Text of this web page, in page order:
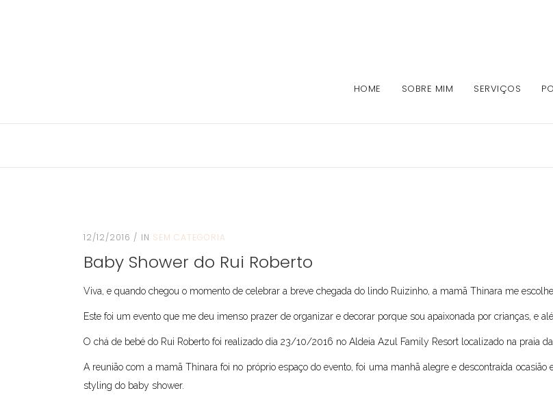
HOME SOBRE MIM SERVIÇOS
12/12/2016 IN SEM CATEGORIA
Baby Shower do Rui Roberto
Viva, e quando chegou o momento de celebrar a breve chegada do lindo Ruizinho, a mamã Thinara me
Este foi um evento que me deu imenso prazer de organizar e decorar porque sou apaixonada por crianças, e
O chá de bebé do Rui Roberto foi realizado dia 23/10/2016 no Aldeia Azul Family Resort localizado na praia
A reunião com a mamã Thinara foi no próprio espaço do evento, foi uma manhã alegre e descontraída
styling do baby shower.